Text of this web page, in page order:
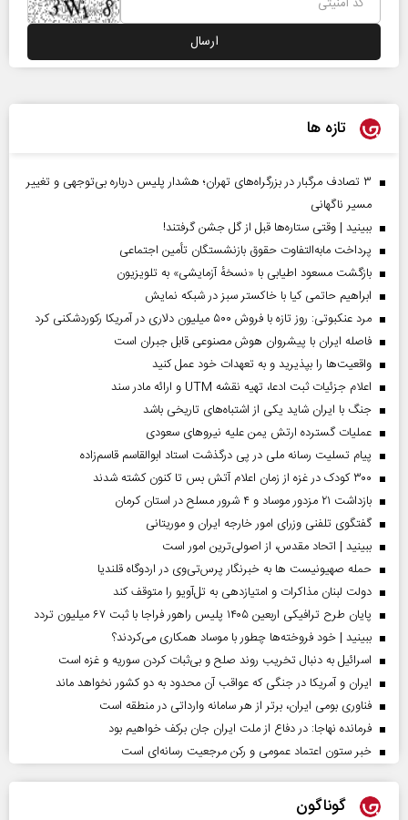
تازه ها
۳ تصادف مرگبار در بزرگراه‌های تهران؛ هشدار پلیس درباره بی‌توجهی و تغییر
مسیر ناگهانی
ببینید | وقتی ستاره‌ها قبل از گل جشن گرفتند!
پرداخت مابه‌التفاوت حقوق بازنشستگان تأمین اجتماعی
بازگشت مسعود اطیابی با «نسخهٔ آزمایشی» به تلویزیون
ابراهیم حاتمی کیا با خاکستر سبز در شبکه نمایش
مرد عنکبوتی: روز تازه با فروش ۵۰۰ میلیون دلاری در آمریکا رکوردشکنی کرد
فاصله ایران با پیشرو‌ان هوش مصنوعی قابل جبران است
واقعیت‌ها را بپذیرید و به تعهدات خود عمل کنید
اعلام جزئیات ثبت ادعا، تهیه نقشه UTM و ارائه مادر سند
جنگ با ایران شاید یکی از اشتباه‌های تاریخی باشد
عملیات گسترده ارتش یمن علیه نیروهای سعودی
پیام تسلیت رسانه ملی در پی درگذشت استاد ابوالقاسم قاسم‌زاده
۳۰۰ کودک در غزه از زمان اعلام آتش بس تا کنون کشته شدند
بازداشت ۲۱ مزدور موساد و ۴ شرور مسلح در استان کرمان
گفتگوی تلفنی وزرای امور خارجه ایران و موریتانی
ببینید | اتحاد مقدس، از اصولی‌ترین امور است
حمله صهیونیست ها به خبرنگار پرس‌تی‌وی در اردوگاه قلندیا
دولت لبنان مذاکرات و امتیازدهی به تل‌آویو را متوقف کند
پایان طرح ترافیکی اربعین ۱۴۰۵ پلیس راهور فراجا با ثبت ۶۷ میلیون تردد
ببینید | خود فروخته‌ها چطور با موساد همکاری می‌کردند؟
اسرائیل به دنبال تخریب روند صلح و بی‌ثبات کردن سوریه و غزه است
ایران و آمریکا در جنگی که عواقب آن محدود به دو کشور نخواهد ماند
فناوری بومی ایران، برتر از هر سامانه وارداتی در منطقه است
فرمانده نهاجا: در دفاع از ملت ایران جان برکف خواهیم بود
خبر ستون اعتماد عمومی و رکن مرجعیت رسانه‌ای است
گوناگون